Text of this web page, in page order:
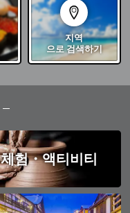
지역
으로 검색하기
체험・액티비티